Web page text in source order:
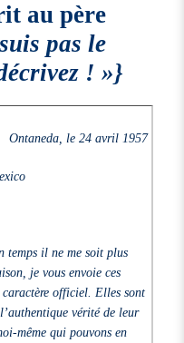
au père
pas le
! »}
Ontaneda, le 24 avril 1957
temps il ne me soit plus
je vous envoie ces
caractère officiel. Elles sont
vérité de leur
même qui pouvons en